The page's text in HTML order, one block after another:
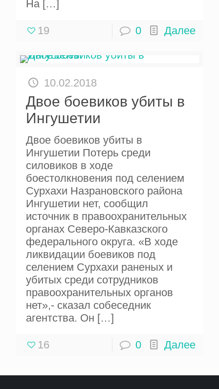
На […]
19 0 Далее
10.02.2018
Двое боевиков убиты в
Ингушетии
Двое боевиков убиты в
Ингушетии Потерь среди
силовиков в ходе
боестолкновения под селением
Сурхахи Назрановского района
Ингушетии нет, сообщил
источник в правоохранительных
органах Северо-Кавказского
федерального округа. «В ходе
ликвидации боевиков под
селением Сурхахи раненых и
убитых среди сотрудников
правоохранительных органов
нет»,- сказал собеседник
агентства. Он […]
16 0 Далее